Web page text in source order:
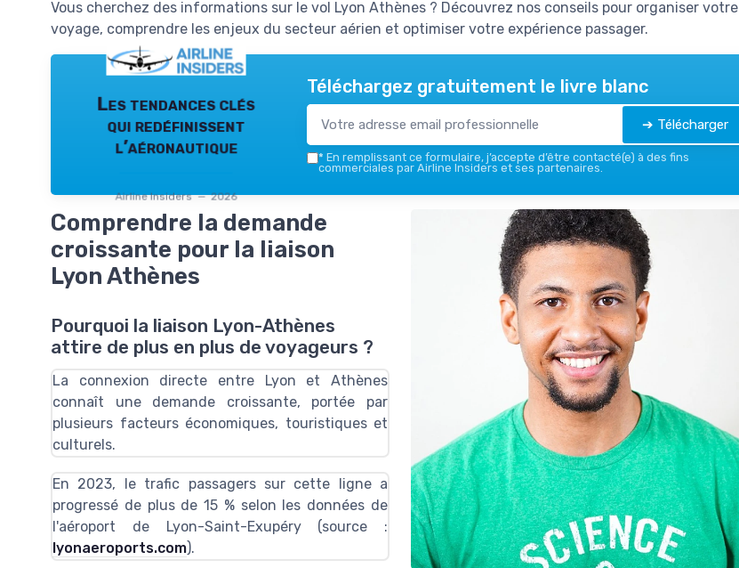
Vous cherchez des informations sur le vol Lyon Athènes ? Découvrez nos conseils pour organiser votre
voyage, comprendre les enjeux du secteur aérien et optimiser votre expérience passager.
Les tendances clés
qui redéfinissent
l’aéronautique
Airline Insiders — 2026
Téléchargez gratuitement le livre blanc
➔ Télécharger
* En remplissant ce formulaire, j’accepte d’être contacté(e) à des fins
commerciales par Airline Insiders et ses partenaires.
Comprendre la demande
croissante pour la liaison
Lyon Athènes
Pourquoi la liaison Lyon-Athènes
attire de plus en plus de voyageurs ?
La connexion directe entre Lyon etAthènes
connaît une demande croissante, portée par
plusieurs facteurs économiques, touristiques et
culturels.
En 2023, le trafic passagers sur cette ligne a
progressé de plus de 15 % selon les données de
l'aéroport de Lyon-Saint-Exupéry (source :
lyonaeroports.com).